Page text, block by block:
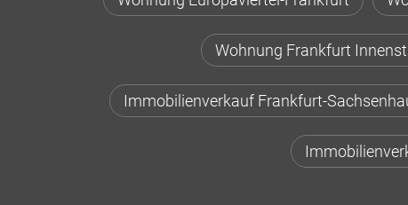
Wohnung Frankfurt
Immobilienverkauf Frankfurt-